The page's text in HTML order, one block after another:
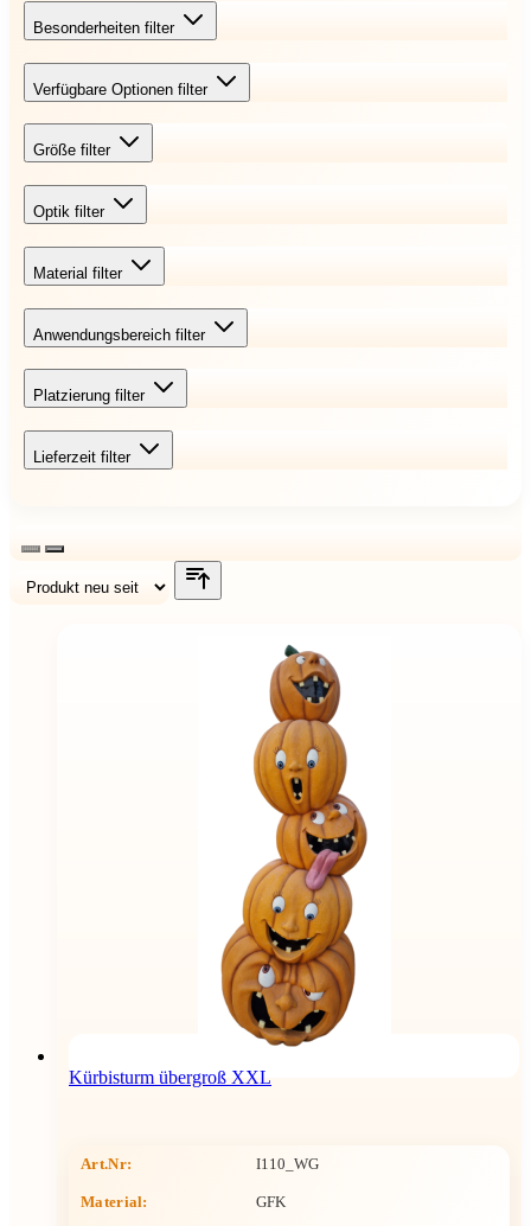
Besonderheiten filter
Verfügbare Optionen filter
Größe filter
Optik filter
Material filter
Anwendungsbereich filter
Platzierung filter
Lieferzeit filter
Kürbisturm übergroß XXL
Art.Nr: I110_WG
Material: GFK